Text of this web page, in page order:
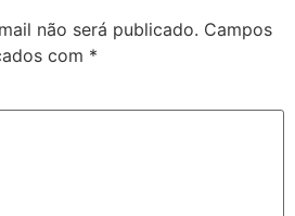
não será publicado. Campos
com *